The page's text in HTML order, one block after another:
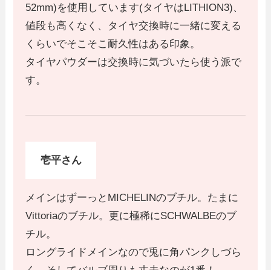
52mm)を使用しています(タイヤはLITHION3)、
値段も高くなく、タイヤ交換時に一緒に変える
くらいでそこそこ耐久性はある印象。
タイヤパウダーは交換時に気づいたら使う派で
す。
壱平さん
メインはずーっとMICHELINのブチル。たまに
Vittoriaのブチル。更に極稀にSCHWALBEのブ
チル。
ロングライドメインなので兎に角パンクしづら